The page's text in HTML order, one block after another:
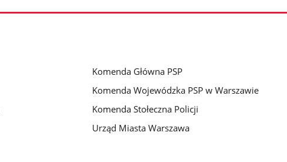
Komenda Główna PSP
Komenda Wojewódzka PSP w Warszawie
Komenda Stołeczna Policji
Urząd Miasta Warszawa